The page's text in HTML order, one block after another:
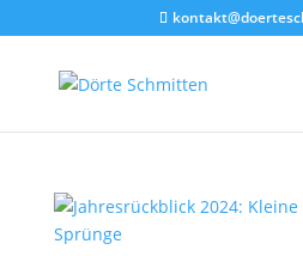
Akkordeon geschlossen